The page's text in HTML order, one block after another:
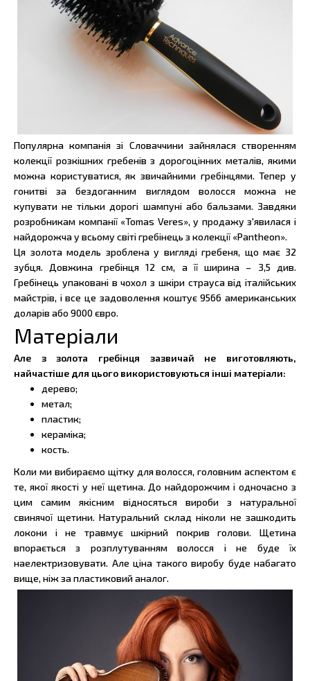
Популярна компанія зі Словаччини зайнялася створенням
колекції розкішних гребенів з дорогоцінних металів, якими
можна користуватися, як звичайними гребінцями. Тепер у
гонитві за бездоганним виглядом волосся можна не
купувати не тільки дорогі шампуні або бальзами. Завдяки
розробникам компанії «Tomas Veres», у продажу з'явилася і
найдорожча у всьому світі гребінець з колекції «Pantheon».
Ця золота модель зроблена у вигляді гребеня, що має 32
зубця. Довжина гребінця 12 см, а її ширина – 3,5 див.
Гребінець упаковані в чохол з шкіри страуса від італійських
майстрів, і все це задоволення коштує 9566 американських
доларів або 9000 євро.
Матеріали
Але з золота гребінця зазвичай не виготовляють,
найчастіше для цього використовуються інші матеріали:
дерево;
метал;
пластик;
кераміка;
кость.
Коли ми вибираємо щітку для волосся, головним аспектом є
те, якої якості у неї щетина. До найдорожчим і одночасно з
цим самим якісним відносяться вироби з натуральної
свинячої щетини. Натуральний склад ніколи не зашкодить
локони і не травмує шкірний покрив голови. Щетина
впорається з розплутуванням волосся і не буде їх
наелектризовувати. Але ціна такого виробу буде набагато
вище, ніж за пластиковий аналог.